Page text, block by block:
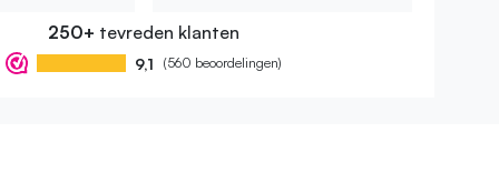
250+ tevreden klanten
9,1 (560 beoordelingen)